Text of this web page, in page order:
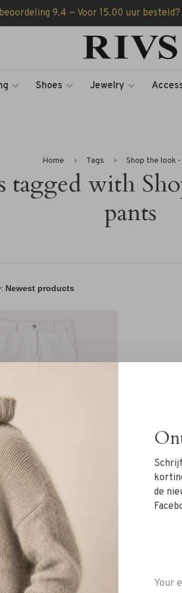
9,4 — Voor 15.00 uur
Shoes Jewelry
Home Tags Shop the look
tagged with
pants
DNA Amsterdam
Hudson Pants
bounty white
de